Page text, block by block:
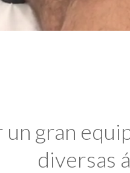
un gran
diversas